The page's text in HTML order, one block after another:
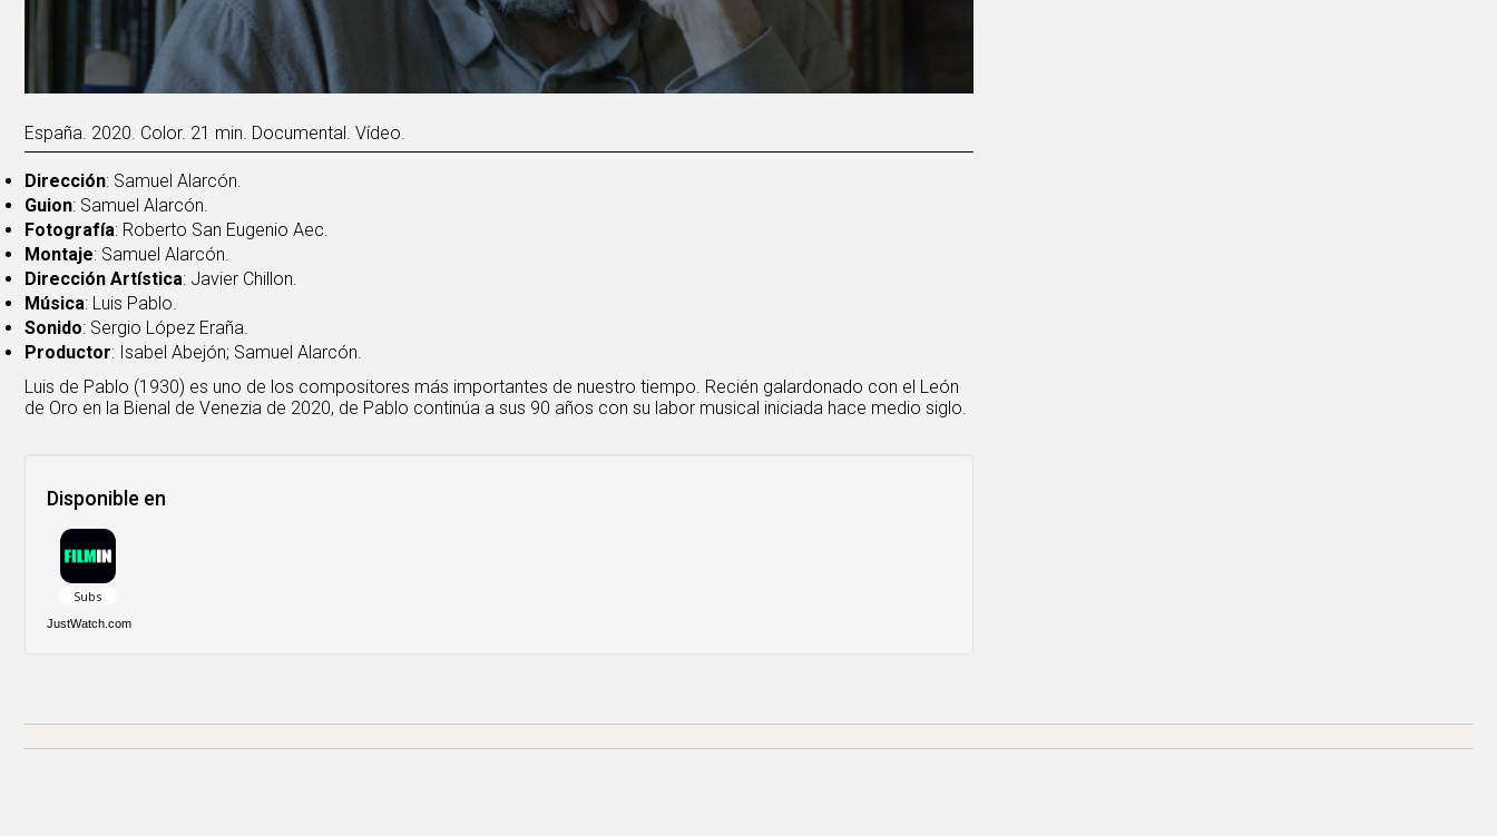
España. 2020. Color. 21 min. Documental. Vídeo.
Dirección: Samuel Alarcón.
Guion: Samuel Alarcón.
Fotografía: Roberto San Eugenio Aec.
Montaje: Samuel Alarcón.
Dirección Artística: Javier Chillon.
Música: Luis Pablo.
Sonido: Sergio López Eraña.
Productor: Isabel Abejón; Samuel Alarcón.
Luis de Pablo (1930) es uno de los compositores más importantes de nuestro tiempo. Recién galardonado con el León
de Oro en la Bienal de Venezia de 2020, de Pablo continúa a sus 90 años con su labor musical iniciada hace medio siglo.
Disponible en
JustWatch.com